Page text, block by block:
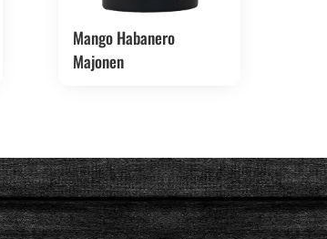
Mango Habanero
Majonen